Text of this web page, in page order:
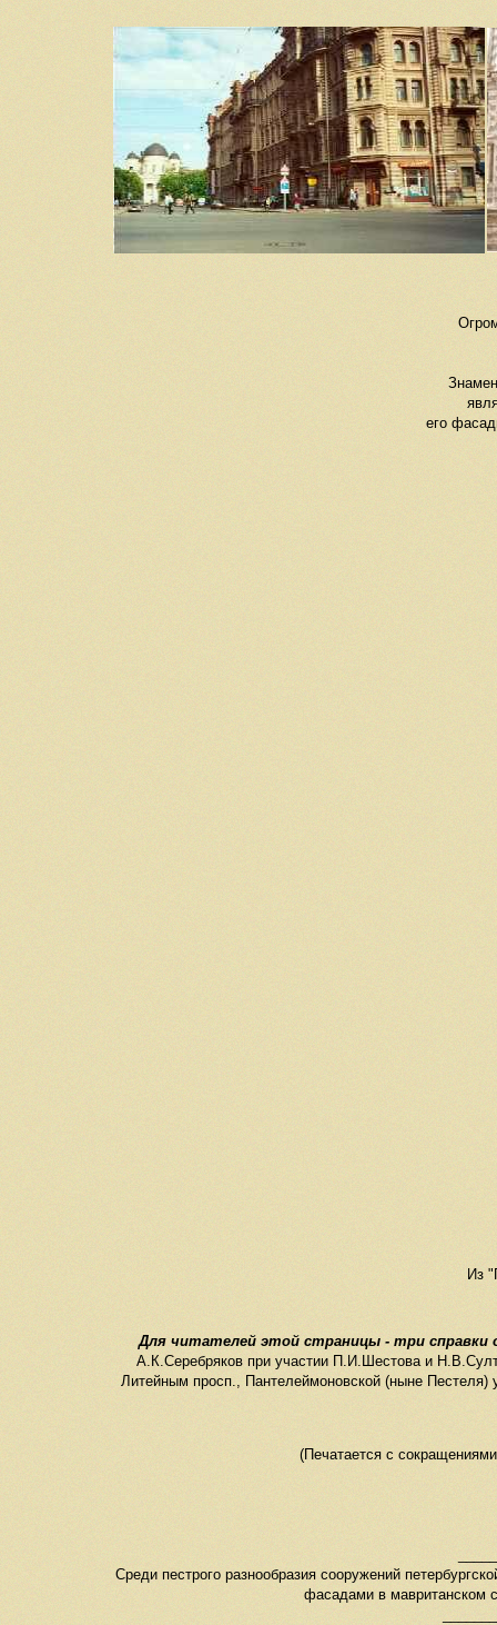
его
Из
Для читателей этой страницы - три справки
А.К.Серебряков при участии П.И.Шестова и
Литейным просп., Пантелеймоновской (ныне
(Печатается с
Среди пестрого разнообразия сооружений
фасадами в мавританском